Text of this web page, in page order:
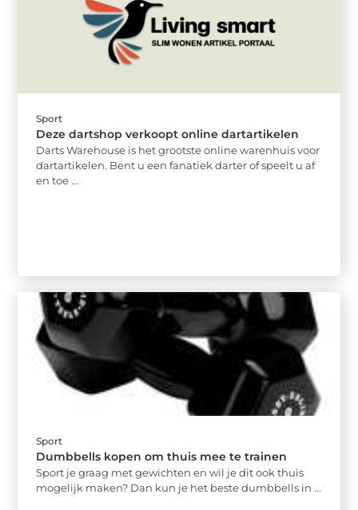
Sport
Deze dartshop verkoopt online dartartikelen
Darts Warehouse is het grootste online warenhuis voor
dartartikelen. Bent u een fanatiek darter of speelt u af
en toe ...
Sport
Dumbbells kopen om thuis mee te trainen
Sport je graag met gewichten en wil je dit ook thuis
mogelijk maken? Dan kun je het beste dumbbells in ...